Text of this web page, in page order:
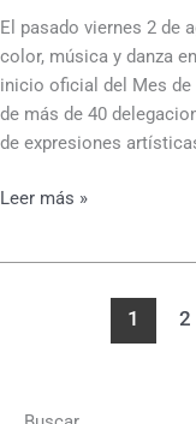
El pasado viernes 2 de
color, música y danza
inicio oficial del Mes
de más de 40
de expresiones
Leer más »
1 2